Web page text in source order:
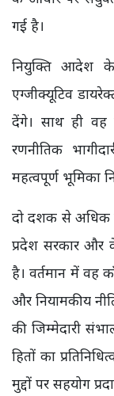
गई है।
नियुक्ति आदेश
एग्जीक्यूटिव
देंगे। साथ ही वह
रणनीतिक
महत्वपूर्ण भूमिका
दो दशक से अधिक
प्रदेश सरकार और
है। वर्तमान में वह
और नियामकीय
की जिम्मेदारी
हितों का
मुद्दों पर सहयोग